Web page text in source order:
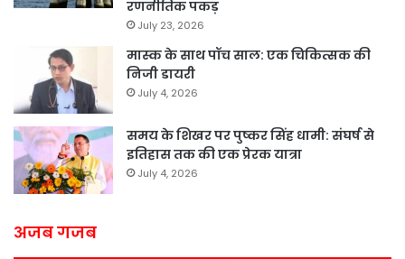
रणनीतिक पकड़
July 23, 2026
मास्क के साथ पॉच साल: एक चिकित्सक की
निजी डायरी
July 4, 2026
समय के शिखर पर पुष्कर सिंह धामी: संघर्ष से
इतिहास तक की एक प्रेरक यात्रा
July 4, 2026
अजब गजब